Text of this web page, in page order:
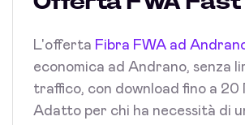
L'offerta Fibra FWA ad
economica ad Andrano, senza
traffico, con download fino a 20
Adatto per chi ha necessità di